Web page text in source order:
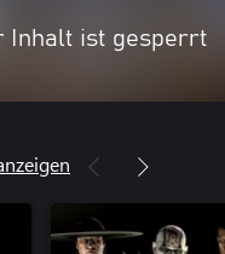
Inhalt ist gesperrt